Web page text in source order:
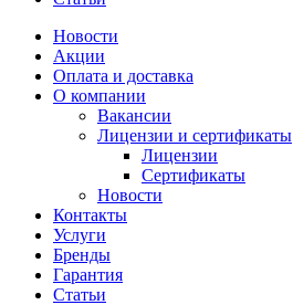
Новости
Акции
Оплата и доставка
О компании
Вакансии
Лицензии и сертификаты
Лицензии
Сертификаты
Новости
Контакты
Услуги
Бренды
Гарантия
Статьи